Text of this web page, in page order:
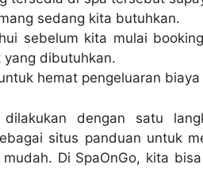
sedang kita butuhkan.
sebelum kita mulai
dibutuhkan.
hemat pengeluaran biaya
dengan satu
situs panduan untuk
Di SpaOnGo, kita